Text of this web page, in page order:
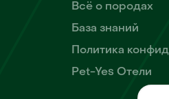
Всё о породах
База знаний
Политика
Pet-Yes Отели